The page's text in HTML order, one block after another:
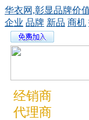
华衣网,彰显品牌价
企业 品牌 新品 商机
经销商
代理商